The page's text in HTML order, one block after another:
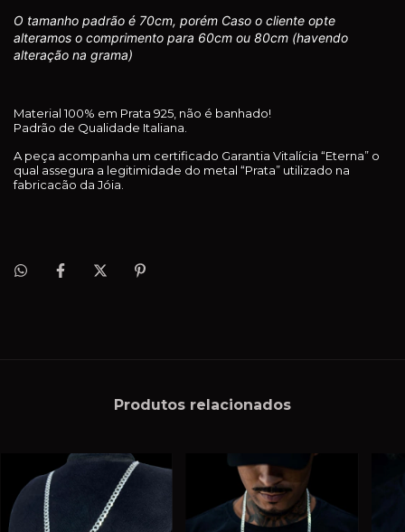
O tamanho padrão é 70cm, porém Caso o cliente opte
alteramos o comprimento para 60cm ou 80cm (havendo
alteração na grama)
Material 100% em Prata 925, não é banhado!
Padrão de Qualidade Italiana.
A peça acompanha um certificado Garantia Vitalícia “Eterna” o
qual assegura a legitimidade do metal “Prata” utilizado na
fabricacão da Jóia.
Produtos relacionados